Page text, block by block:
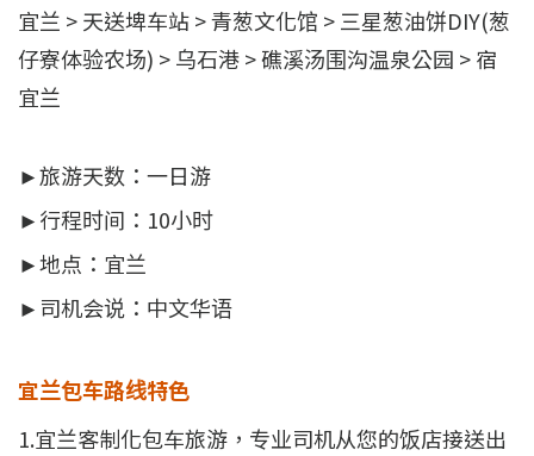
宜兰 > 天送埤车站 > 青葱文化馆 > 三星葱油饼DIY(葱
仔寮体验农场) > 乌石港 > 礁溪汤围沟温泉公园 > 宿
宜兰
►旅游天数：一日游
►行程时间：10小时
►地点：宜兰
►司机会说：中文华语
宜兰包车路线特色
1.宜兰客制化包车旅游，专业司机从您的饭店接送出